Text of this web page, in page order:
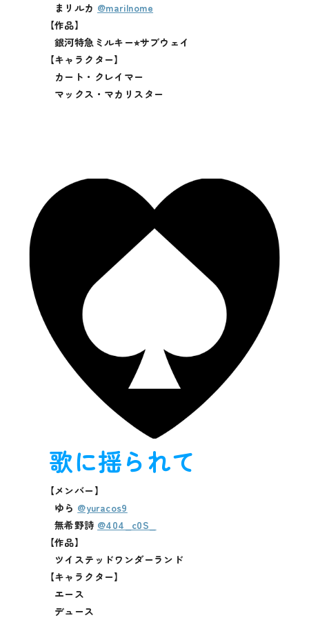
まリルカ @marilnome
【作品】
銀河特急ミルキー⭐︎サブウェイ
【キャラクター】
カート・クレイマー
マックス・マカリスター
歌に揺られて
【メンバー】
ゆら @yuracos9
無希野詩 @404_c0S_
【作品】
ツイステッドワンダーランド
【キャラクター】
エース
デュース